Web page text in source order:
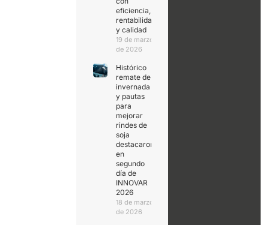
eficiencia,
rentabilidad
y calidad
19 de marzo
de 2026
Histórico
remate de
invernada
y pautas
para
mejorar
rindes de
soja
destacaron
en
segundo
día de
INNOVAR
2026
18 de marzo
de 2026